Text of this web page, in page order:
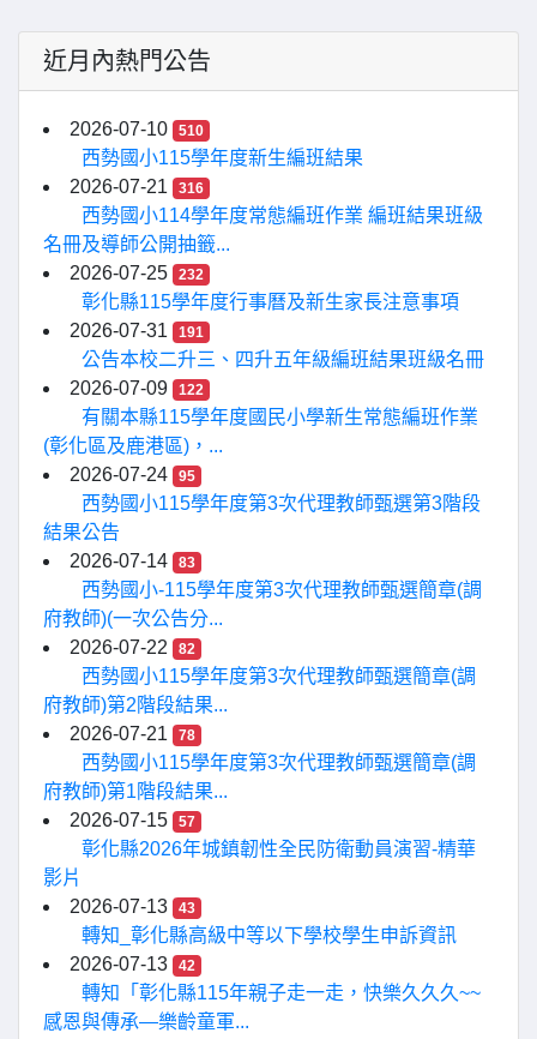
近月內熱門公告
2026-07-10 510
西勢國小115學年度新生編班結果
2026-07-21
316
西勢國小114學年度常態編班作業 編班結果班級
名冊及導師公開抽籤...
2026-07-25
232
彰化縣115學年度行事曆及新生家長注意事項
2026-07-31
191
公告本校二升三、四升五年級編班結果班級名冊
2026-07-09
122
有關本縣115學年度國民小學新生常態編班作業
(彰化區及鹿港區)，...
2026-07-24
95
西勢國小115學年度第3次代理教師甄選第3階段
結果公告
2026-07-14
83
西勢國小-115學年度第3次代理教師甄選簡章(調
府教師)(一次公告分...
2026-07-22
82
西勢國小115學年度第3次代理教師甄選簡章(調
府教師)第2階段結果...
2026-07-21
78
西勢國小115學年度第3次代理教師甄選簡章(調
府教師)第1階段結果...
2026-07-15
57
彰化縣2026年城鎮韌性全民防衛動員演習-精華
影片
2026-07-13
43
轉知_彰化縣高級中等以下學校學生申訴資訊
2026-07-13
42
轉知「彰化縣115年親子走一走，快樂久久久~~
感恩與傳承—樂齡童軍...